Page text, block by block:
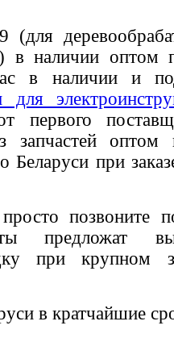
(для
оптом по
в наличии и
для
первого
запчастей
Беларуси при
позвоните
предложат
при крупном
в кратчайшие